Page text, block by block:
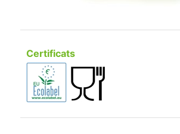
Certificats